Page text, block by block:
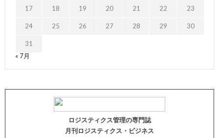
17 18 19 20 21 22 23
24 25 26 27 28 29 30
31
« 7月
ロジスティクス管理の専門誌
月刊ロジスティクス・ビジネス